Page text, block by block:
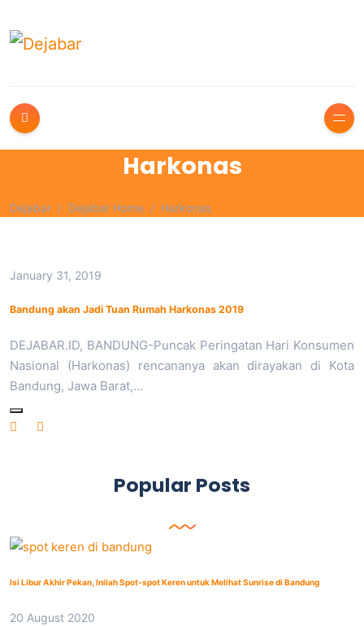
Harkonas
Dejabar Dejabar Home Harkonas
January 31, 2019
Bandung akan Jadi Tuan Rumah Harkonas 2019
DEJABAR.ID, BANDUNG-Puncak Peringatan Hari Konsumen
Nasional (Harkonas) rencananya akan dirayakan di Kota
Bandung, Jawa Barat,…
Popular Posts
Isi Libur Akhir Pekan, Inilah Spot-spot Keren untuk Melihat Sunrise di Bandung
20 August 2020